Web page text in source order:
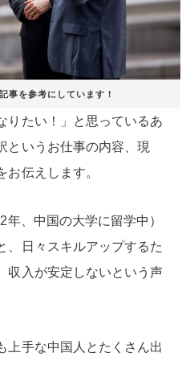
事を参考にしています！
りたい！」と思っているあ
というお仕事の内容、現
伝えします。
、中国の大学に留学中）
、日々スキルアップするた
収入が安定しないという声
上手な中国人とたくさん出